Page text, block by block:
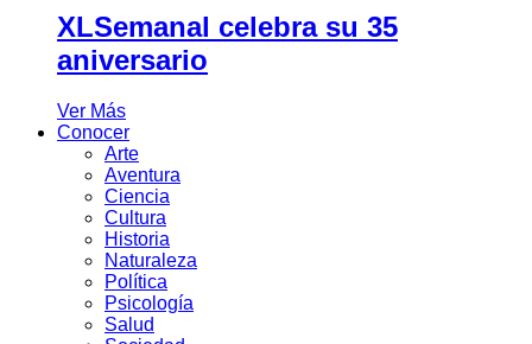
XLSemanal celebra su 35
aniversario
Ver Más
Conocer
Arte
Aventura
Ciencia
Cultura
Historia
Naturaleza
Política
Psicología
Salud